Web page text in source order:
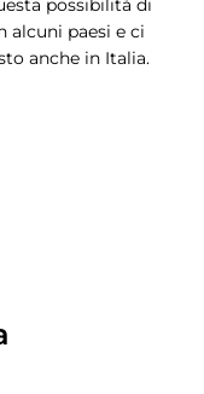
possibilità di
alcuni paesi e ci
anche in Italia.